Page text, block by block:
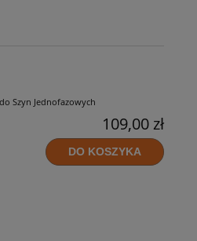
Szyn Jednofazowych
109,00 zł
DO KOSZYKA